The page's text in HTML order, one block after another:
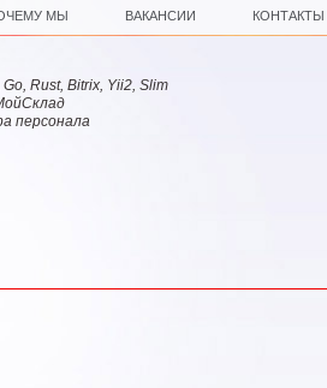
МЫ ВАКАНСИИ КОНТАКТЫ
Rust, Bitrix, Yii2, Slim
персонала